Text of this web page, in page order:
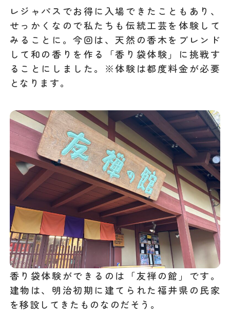
レジャパスでお得に入場できたこともあり、
せっかくなので私たちも伝統工芸を体験して
みることに。今回は、天然の香木をブレンド
して和の香りを作る「香り袋体験」に挑戦す
ることにしました。※体験は都度料金が必要
となります。
香り袋体験ができるのは「友禅の館」です。
建物は、明治初期に建てられた福井県の民家
を移設してきたものなのだそう。